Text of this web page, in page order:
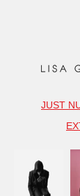
JUST